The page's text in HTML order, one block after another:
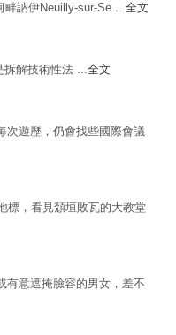
畔訥伊Neuilly-sur-Se ...全文
拆解技術性法 ...全文
次遊歷，仍會找些國際會議
標，看見頹垣敗瓦的大教堂
有意遮掩臉容的男女，差不